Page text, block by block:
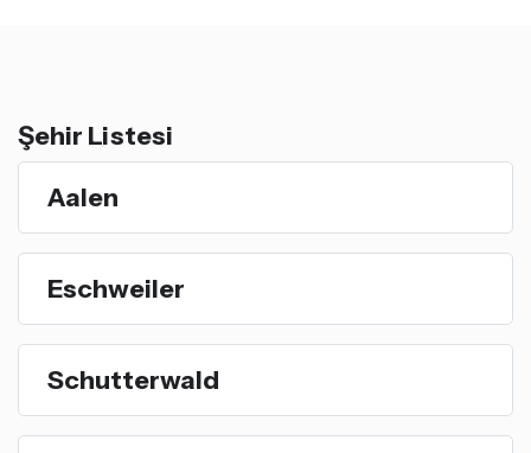
Şehir Listesi
Aalen
Eschweiler
Schutterwald